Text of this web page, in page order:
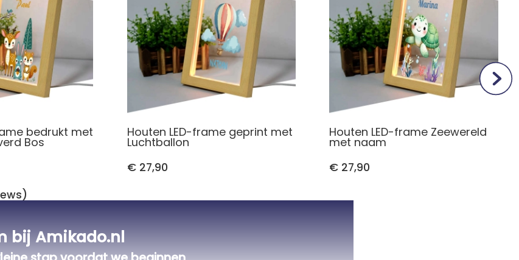
bedrukt met
Bos
Houten LED-frame geprint met
Luchtballon
€ 27,90
Houten LED-frame Zeewereld
met naam
€ 27,90
Alle bedrukte LED-frames
bij Amikado.nl